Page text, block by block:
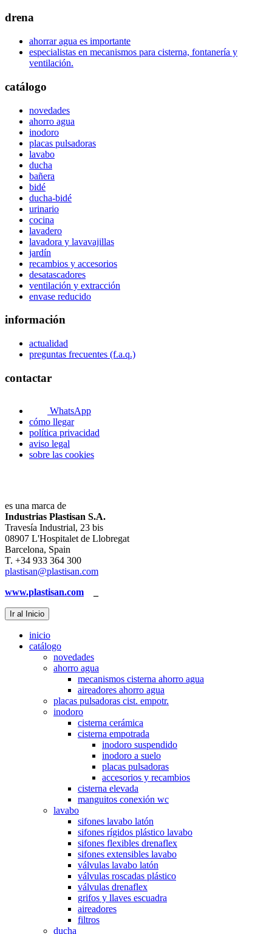
drena
ahorrar agua es importante
especialistas en mecanismos para cisterna, fontanería y
ventilación.
catálogo
novedades
ahorro agua
inodoro
placas pulsadoras
lavabo
ducha
bañera
bidé
ducha-bidé
urinario
cocina
lavadero
lavadora y lavavajillas
jardín
recambios y accesorios
desatascadores
ventilación y extracción
envase reducido
información
actualidad
preguntas frecuentes (f.a.q.)
contactar
WhatsApp
cómo llegar
política privacidad
aviso legal
sobre las cookies
es una marca de
Industrias Plastisan S.A.
Travesía Industrial, 23 bis
08907 L'Hospitalet de Llobregat
Barcelona, Spain
T. +34 933 364 300
plastisan@plastisan.com
www.plastisan.com
Ir al Inicio
inicio
catálogo
novedades
ahorro agua
mecanismos cisterna ahorro agua
aireadores ahorro agua
placas pulsadoras cist. empotr.
inodoro
cisterna cerámica
cisterna empotrada
inodoro suspendido
inodoro a suelo
placas pulsadoras
accesorios y recambios
cisterna elevada
manguitos conexión wc
lavabo
sifones lavabo latón
sifones rígidos plástico lavabo
sifones flexibles drenaflex
sifones extensibles lavabo
válvulas lavabo latón
válvulas roscadas plástico
válvulas drenaflex
grifos y llaves escuadra
aireadores
filtros
ducha